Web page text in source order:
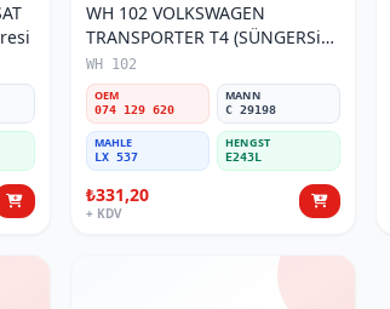
WH 102 VOLKSWAGEN
TRANSPORTER T4 (SÜNGERSiZ)
074 129 620 Hava Filtresi
WH 102
OEM
074 129 620
MANN
C 29198
MAHLE
LX 537
HENGST
E243L
₺331,20
+ KDV